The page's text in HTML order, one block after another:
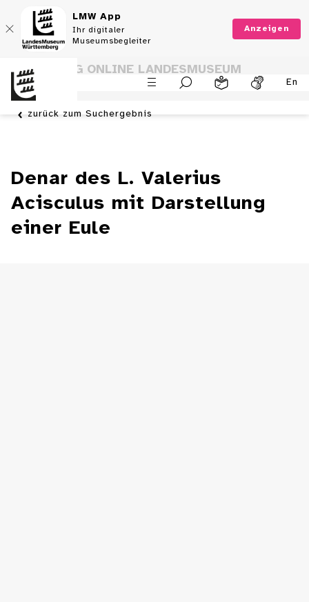
LMW App
Ihr digitaler
Museumsbegleiter
Anzeigen
En
SAMMLUNG ONLINE LANDESMUSEUM
WÜRTTEMBERG
zurück zum Suchergebnis
Denar des L. Valerius
Acisculus mit Darstellung
einer Eule